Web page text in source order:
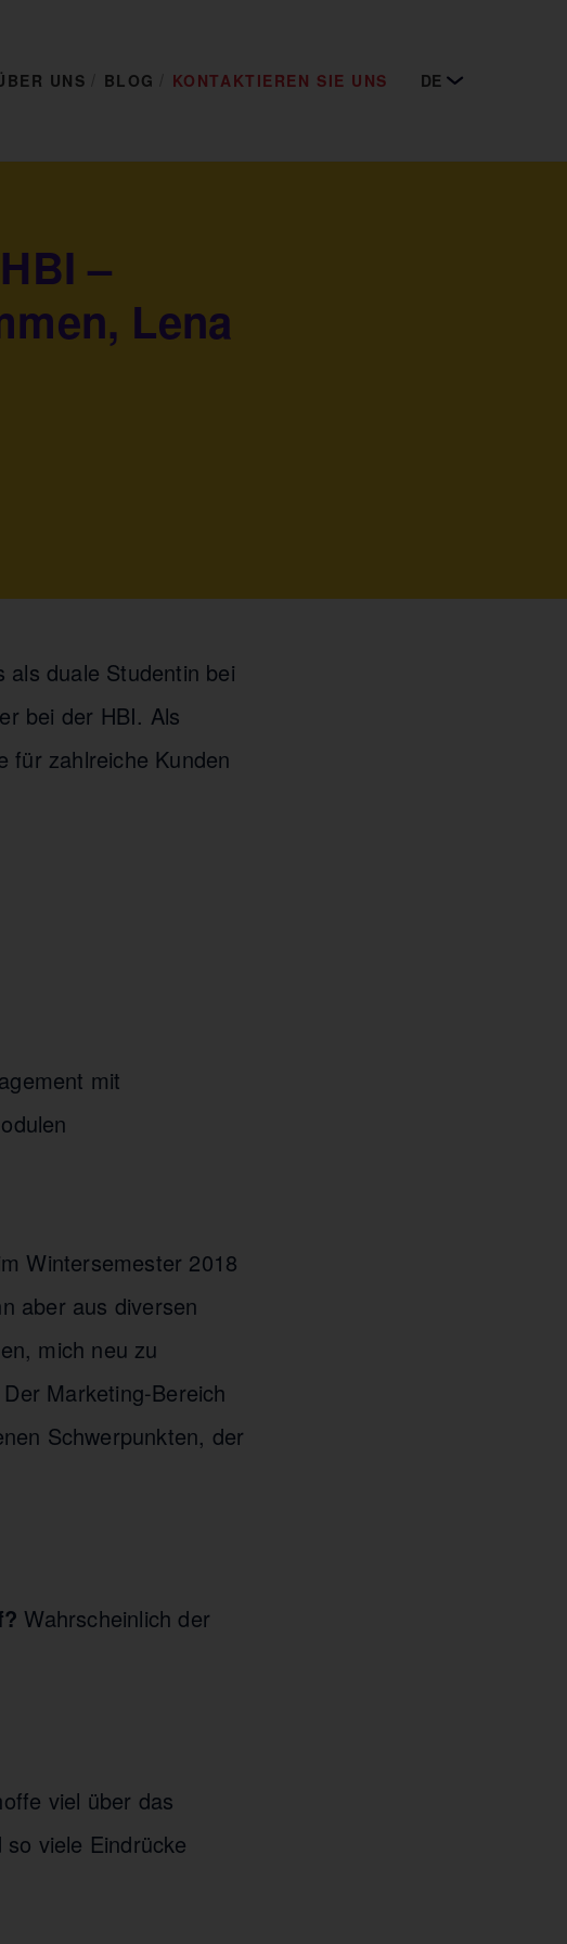
UNS BLOG KONTAKTIEREN SIE UNS DE
–
Lena
als duale Studentin bei
bei der HBI. Als
für zahlreiche Kunden
mit
Wintersemester 2018
aber aus diversen
mich neu zu
Marketing-Bereich
Schwerpunkten, der
Wahrscheinlich der
viel über das
viele Eindrücke